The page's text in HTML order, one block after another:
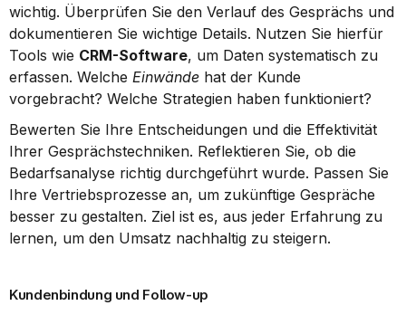
wichtig. Überprüfen Sie den Verlauf des Gesprächs und
dokumentieren Sie wichtige Details. Nutzen Sie hierfür
Tools wie CRM-Software, um Daten systematisch zu
erfassen. Welche Einwände hat der Kunde
vorgebracht? Welche Strategien haben funktioniert?
Bewerten Sie Ihre Entscheidungen und die Effektivität
Ihrer Gesprächstechniken. Reflektieren Sie, ob die
Bedarfsanalyse richtig durchgeführt wurde. Passen Sie
Ihre Vertriebsprozesse an, um zukünftige Gespräche
besser zu gestalten. Ziel ist es, aus jeder Erfahrung zu
lernen, um den Umsatz nachhaltig zu steigern.
Kundenbindung und Follow-up